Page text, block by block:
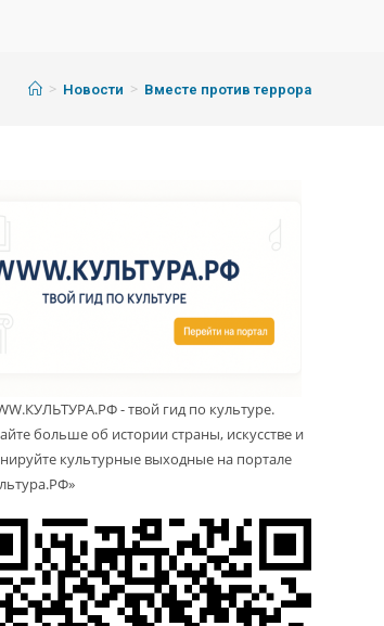
> Новости > Вместе против террора
- твой гид по культуре.
больше об истории страны, искусстве и
культурные выходные на портале